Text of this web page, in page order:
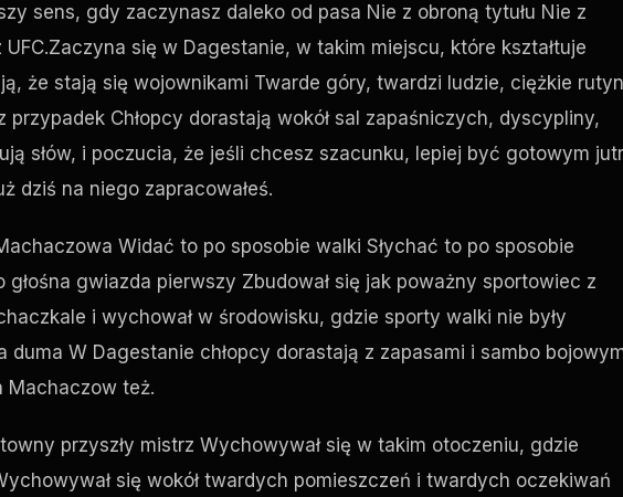
sens, gdy zaczynasz daleko od pasa Nie z obroną tytułu Nie z
UFC.Zaczyna się w Dagestanie, w takim miejscu, które kształtuje
że stają się wojownikami Twarde góry, twardzi ludzie, ciężkie
Chłopcy dorastają wokół sal zapaśniczych, dyscypliny,
słów, i poczucia, że jeśli chcesz szacunku, lepiej być gotowym
dziś na niego zapracowałeś.
Widać to po sposobie walki Słychać to po sposobie
głośna gwiazda pierwszy Zbudował się jak poważny sportowiec z
i wychował w środowisku, gdzie sporty walki nie były
W Dagestanie chłopcy dorastają z zapasami i sambo
Machaczow też.
przyszły mistrz Wychowywał się w takim otoczeniu, gdzie
się wokół twardych pomieszczeń i twardych oczekiwań